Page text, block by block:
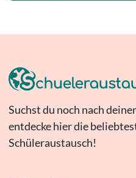
Suchst du noch nach
entdecke hier die
Schüleraustausch!